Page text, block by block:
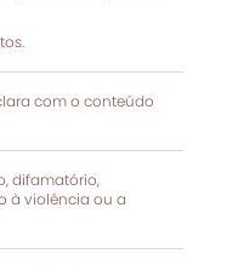
com o conteúdo
difamatório,
à violência ou a